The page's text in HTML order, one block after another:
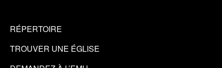
RÉPERTOIRE
TROUVER UNE ÉGLISE